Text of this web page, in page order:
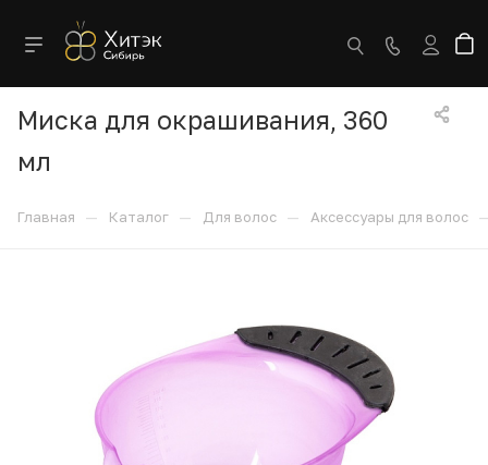
Миска для окрашивания, 360
мл
Главная — Каталог — Для волос — Аксессуары для волос